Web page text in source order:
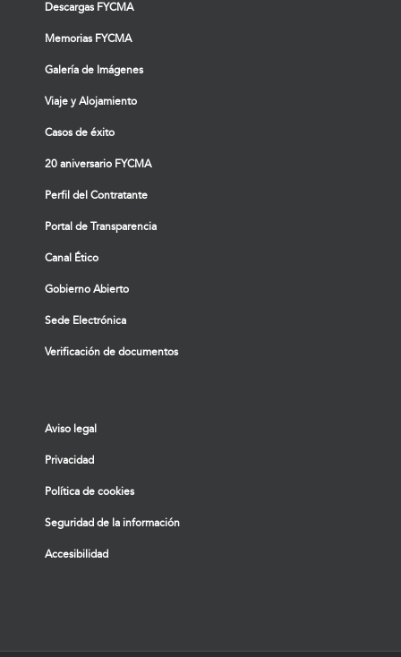
Descargas FYCMA
Memorias FYCMA
Galería de Imágenes
Viaje y Alojamiento
Casos de éxito
20 aniversario FYCMA
Perfil del Contratante
Portal de Transparencia
Canal Ético
Gobierno Abierto
Sede Electrónica
Verificación de documentos
Aviso legal
Privacidad
Política de cookies
Seguridad de la información
Accesibilidad